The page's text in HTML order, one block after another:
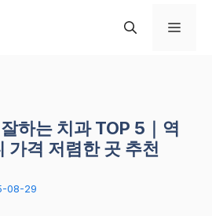
메
하는 치과 TOP 5｜역
가격 저렴한 곳 추천
08-29